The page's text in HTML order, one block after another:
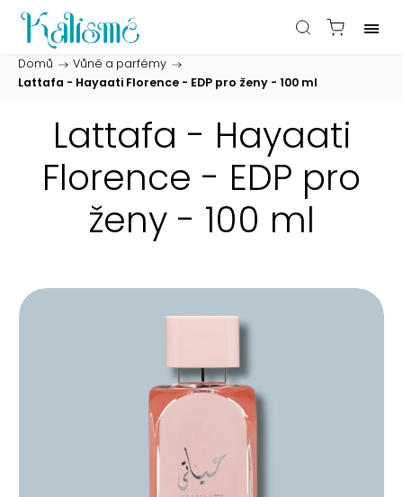
Domů / Vůně a parfémy /
Lattafa - Hayaati Florence - EDP pro ženy - 100 ml
Lattafa - Hayaati
Florence - EDP pro
ženy - 100 ml